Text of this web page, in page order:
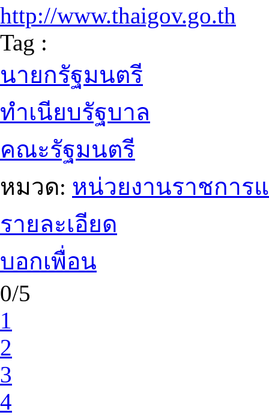
http://www.thaigov.go.th
Tag :
นายกรัฐมนตรี
ทำเนียบรัฐบาล
คณะรัฐมนตรี
หมวด: หน่วยงานราชการ
รายละเอียด
บอกเพื่อน
0/5
1
2
3
4